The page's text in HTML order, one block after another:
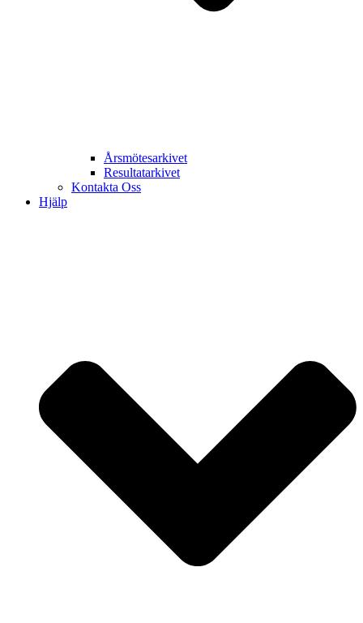
Årsmötesarkivet
Resultatarkivet
Kontakta Oss
Hjälp